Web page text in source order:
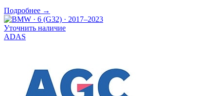
Подробнее →
Уточнить наличие
ADAS